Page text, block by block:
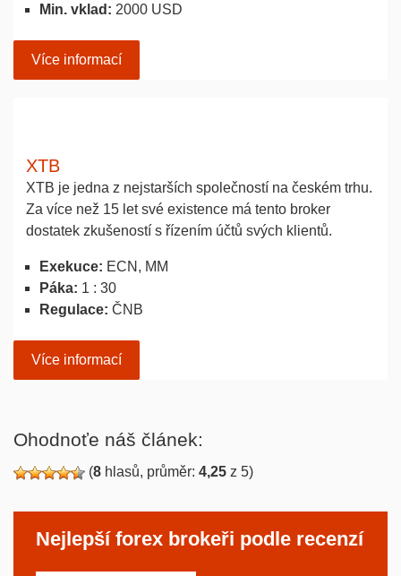
Více informací
Min. vklad: 2000 USD
Více informací
XTB
XTB je jedna z nejstarších společností na českém trhu.
Za více než 15 let své existence má tento broker
dostatek zkušeností s řízením účtů svých klientů.
Exekuce: ECN, MM
Páka: 1 : 30
Regulace: ČNB
Ohodnoťe náš článek:
(8 hlasů, průměr: 4,25 z 5)
Nejlepší forex brokeři podle recenzí